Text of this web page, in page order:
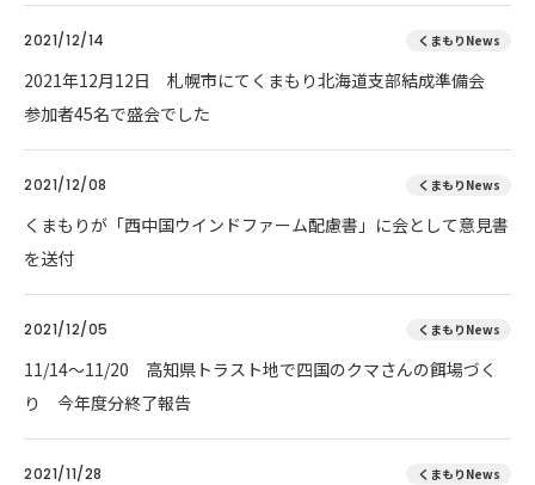
2021/12/14 くまもりNews
2021年12月12日 札幌市にてくまもり北海道支部結成準備会
参加者45名で盛会でした
2021/12/08 くまもりNews
くまもりが「西中国ウインドファーム配慮書」に会として意見書
を送付
2021/12/05 くまもりNews
11/14～11/20 高知県トラスト地で四国のクマさんの餌場づく
り 今年度分終了報告
2021/11/28 くまもりNews